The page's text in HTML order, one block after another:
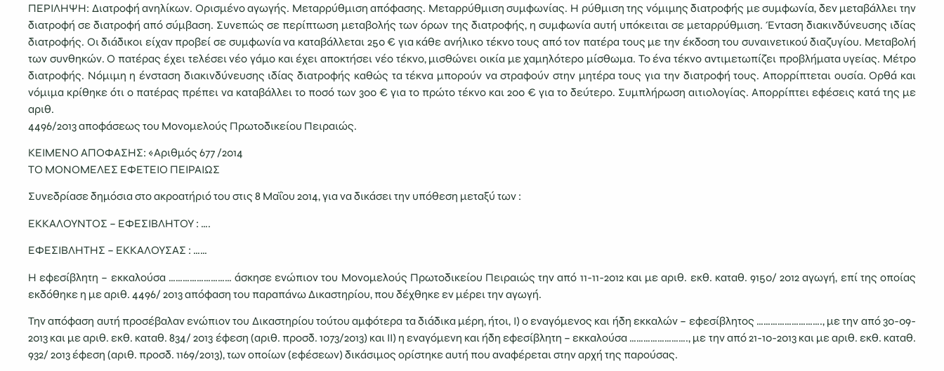
ΠΕΡΙΛΗΨΗ: Διατροφή ανηλίκων. Ορισμένο αγωγής. Μεταρρύθμιση απόφασης. Μεταρρύθμιση συμφωνίας. Η ρύθμιση της νόμιμης διατροφής με συμφωνία, δεν μεταβάλλει την
διατροφή σε διατροφή από σύμβαση. Συνεπώς σε περίπτωση μεταβολής των όρων της διατροφής, η συμφωνία αυτή υπόκειται σε μεταρρύθμιση. Ένταση διακινδύνευσης ιδίας
διατροφής. Οι διάδικοι είχαν προβεί σε συμφωνία να καταβάλλεται 250 € για κάθε ανήλικο τέκνο τους από τον πατέρα τους με την έκδοση του συναινετικού διαζυγίου. Μεταβολή
των συνθηκών. Ο πατέρας έχει τελέσει νέο γάμο και έχει αποκτήσει νέο τέκνο, μισθώνει οικία με χαμηλότερο μίσθωμα. Το ένα τέκνο αντιμετωπίζει προβλήματα υγείας. Μέτρο
διατροφής. Νόμιμη η ένσταση διακινδύνευσης ιδίας διατροφής καθώς τα τέκνα μπορούν να στραφούν στην μητέρα τους για την διατροφή τους. Απορρίπτεται ουσία. Ορθά και
νόμιμα κρίθηκε ότι ο πατέρας πρέπει να καταβάλλει το ποσό των 300 € για το πρώτο τέκνο και 200 € για το δεύτερο. Συμπλήρωση αιτιολογίας. Απορρίπτει εφέσεις κατά της με
αριθ.
4496/2013 αποφάσεως του Μονομελούς Πρωτοδικείου Πειραιώς.
ΚΕΙΜΕΝΟ ΑΠΟΦΑΣΗΣ: «Αριθμός 677 /2014
ΤΟ ΜΟΝΟΜΕΛΕΣ ΕΦΕΤΕΙΟ ΠΕΙΡΑΙΩΣ
Συνεδρίασε δημόσια στο ακροατήριό του στις 8 Μαΐου 2014, για να δικάσει την υπόθεση μεταξύ των :
ΕΚΚΑΛΟΥΝΤΟΣ – ΕΦΕΣΙΒΛΗΤΟΥ : ….
ΕΦΕΣΙΒΛΗΤΗΣ – ΕΚΚΑΛΟΥΣΑΣ : ……
Η εφεσίβλητη – εκκαλούσα ……………………… άσκησε ενώπιον του Μονομελούς Πρωτοδικείου Πειραιώς την από 11-11-2012 και με αριθ. εκθ. καταθ. 9150/ 2012 αγωγή, επί της οποίας
εκδόθηκε η με αριθ. 4496/ 2013 απόφαση του παραπάνω Δικαστηρίου, που δέχθηκε εν μέρει την αγωγή.
Την απόφαση αυτή προσέβαλαν ενώπιον του Δικαστηρίου τούτου αμφότερα τα διάδικα μέρη, ήτοι, Ι) ο εναγόμενος και ήδη εκκαλών – εφεσίβλητος ………………………., με την από 30-09-
2013 και με αριθ. εκθ. καταθ. 834/ 2013 έφεση (αριθ. προσδ. 1073/2013) και ΙΙ) η εναγόμενη και ήδη εφεσίβλητη – εκκαλούσα ……………………., με την από 21-10-2013 και με αριθ. εκθ. καταθ.
932/ 2013 έφεση (αριθ. προσδ. 1169/2013), των οποίων (εφέσεων) δικάσιμος ορίστηκε αυτή που αναφέρεται στην αρχή της παρούσας.